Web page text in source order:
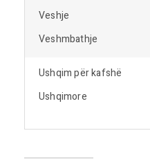
Veshje
Veshmbathje
Ushqim për kafshë
Ushqimore